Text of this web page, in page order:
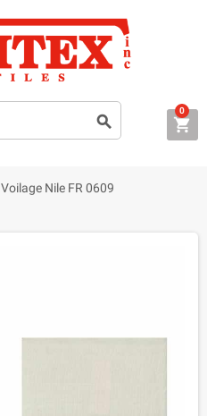
 
0
Voilage Nile FR 0609